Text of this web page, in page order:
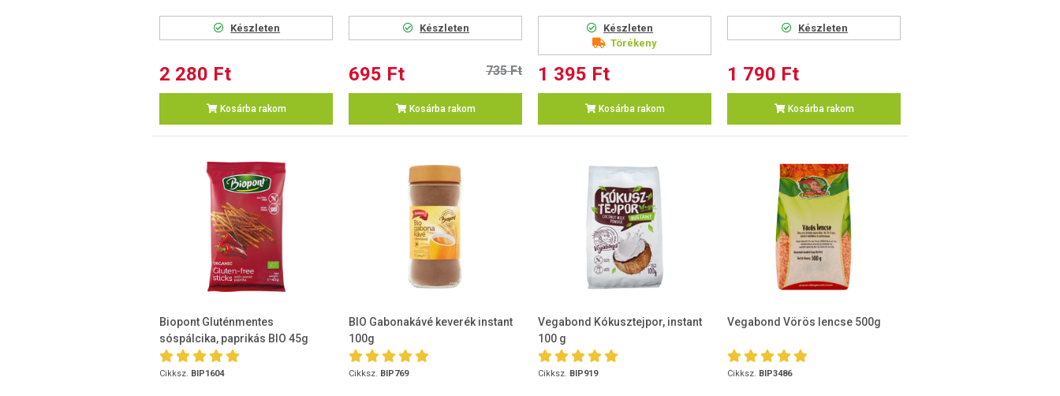
Készleten
2 280 Ft
Kosárba rakom
Készleten
695 Ft 735 Ft
Kosárba rakom
Készleten
Törékeny
1 395 Ft
Kosárba rakom
Készleten
1 790 Ft
Kosárba rakom
Biopont Gluténmentes
sóspálcika, paprikás BIO 45g
Cikksz. BIP1604
BIO Gabonakávé keverék instant
100g
Cikksz. BIP769
Vegabond Kókusztejpor, instant
100 g
Cikksz. BIP919
Vegabond Vörös lencse 500g
Cikksz. BIP3486